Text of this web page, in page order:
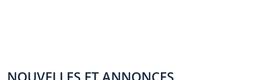
NOUVELLES ET ANNONCES